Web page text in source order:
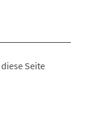
Seite